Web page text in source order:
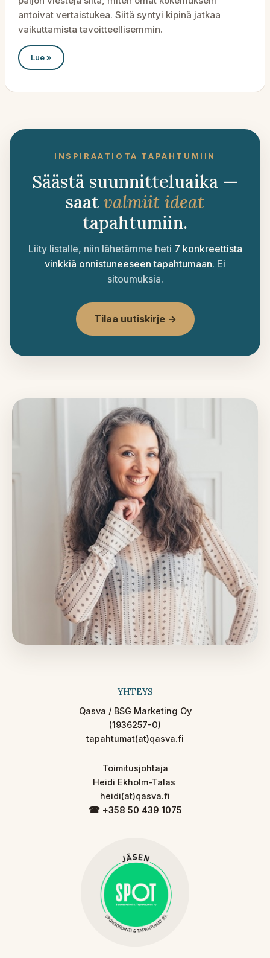
antoivat vertaistukea. Siitä syntyi kipinä jatkaa
vaikuttamista tavoitteellisemmin.
Laura
Kaartinen
vaikuttaja
Lue »
INSPIRAATIOTA TAPAHTUMIIN
Säästä suunnitteluaika —
saat valmiit ideat
tapahtumiin.
Liity listalle, niin lähetämme heti 7 konkreettista
vinkkiä onnistuneeseen tapahtumaan. Ei
sitoumuksia.
Tilaa uutiskirje →
YHTEYS
Qasva / BSG Marketing Oy
(1936257-0)
tapahtumat(at)qasva.fi
Toimitusjohtaja
Heidi Ekholm-Talas
heidi(at)qasva.fi
☎︎ +358 50 439 1075